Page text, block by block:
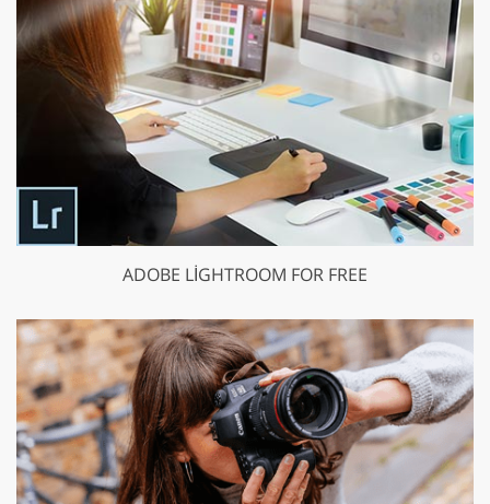
ADOBE LIGHTROOM FOR FREE